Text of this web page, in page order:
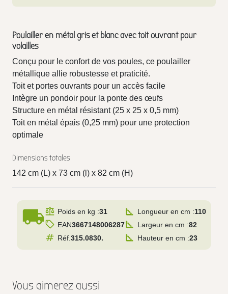
Poulailler en métal gris et blanc avec toit ouvrant pour
volailles
Conçu pour le confort de vos poules, ce poulailler
métallique allie robustesse et praticité.
Toit et portes ouvrants pour un accès facile
Intègre un pondoir pour la ponte des œufs
Structure en métal résistant (25 x 25 x 0,5 mm)
Toit en métal épais (0,25 mm) pour une protection
optimale
Dimensions totales
142 cm (L) x 73 cm (l) x 82 cm (H)
local_shipping Poids en kg :31
EAN3667148006287
Réf. 315.0830.
Longueur en cm :110
Largeur en cm :82
Hauteur en cm :23
Vous aimerez aussi